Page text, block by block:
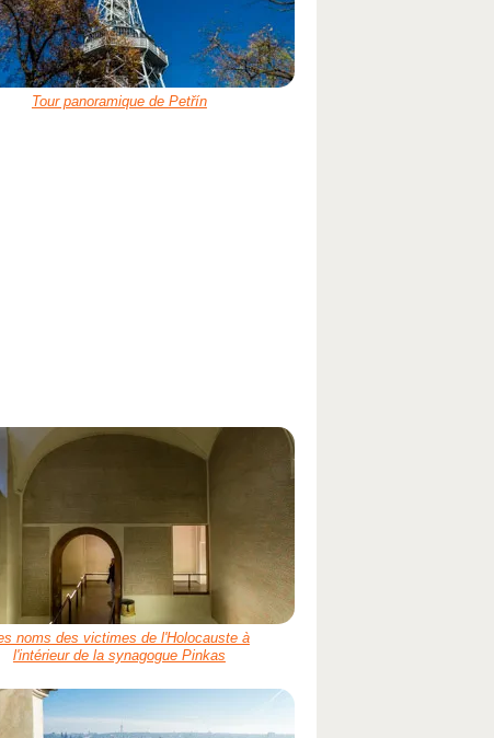
Tour panoramique de Petřín
noms des victimes de l'Holocauste à
l'intérieur de la synagogue Pinkas